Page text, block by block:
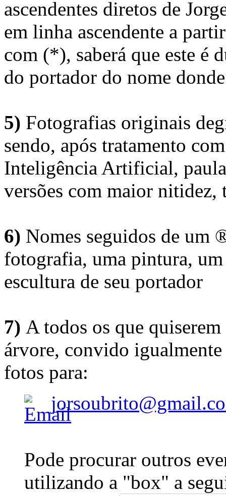
ascendentes diretos de
em linha ascendente a
com (*), saberá que este é
do portador do nome
5) Fotografias originais
sendo, após tratamento
Inteligência Artificial,
versões com maior nitidez,
6) Nomes seguidos de um
fotografia, uma pintura,
escultura de seu portador
7) A todos os que
árvore, convido
fotos para:
Pode procurar outros
utilizando a "box" a